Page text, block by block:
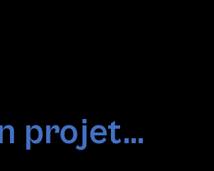
projet...